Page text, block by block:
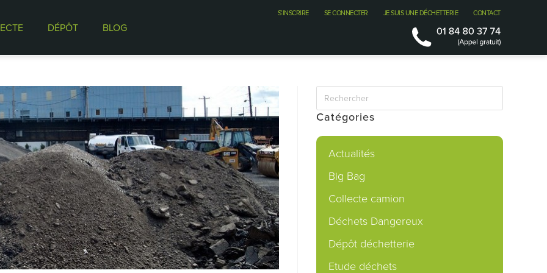
DÉPÔT BLOG
S’INSCRIRE SE CONNECTER JE SUIS UNE DÉCHETTERIE CONTACT
Catégories
Actualités
Big Bag
Collecte camion
Déchets Dangereux
Dépôt déchetterie
Etude déchets